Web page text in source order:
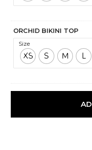
ORCHID BIKINI TOP
Size
XS S M L